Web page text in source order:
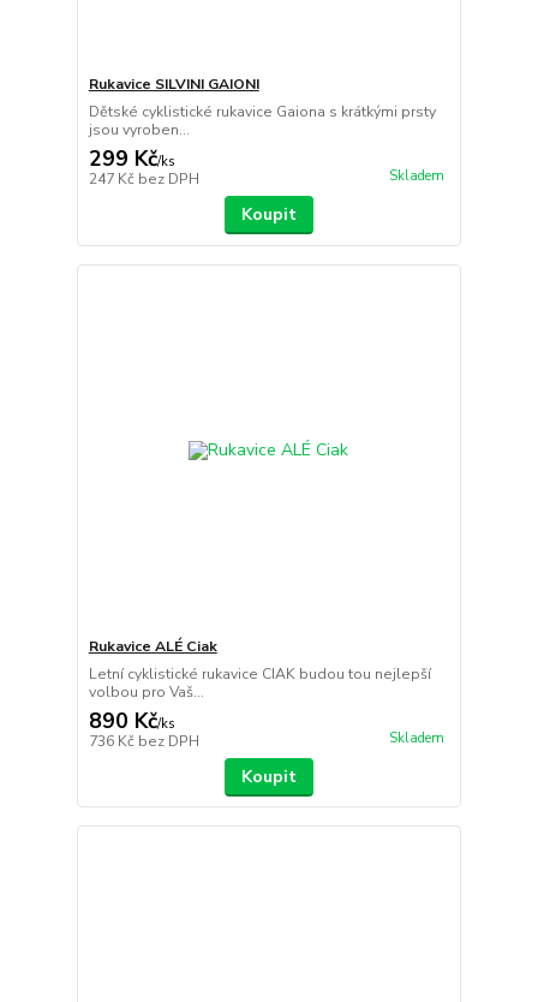
Rukavice SILVINI GAIONI
Dětské cyklistické rukavice Gaiona s krátkými prsty
jsou vyroben...
299 Kč/ks
247 Kč bez DPH Skladem
Koupit
Rukavice ALÉ Ciak
Letní cyklistické rukavice CIAK budou tou nejlepší
volbou pro Vaš...
890 Kč/ks
736 Kč bez DPH Skladem
Koupit